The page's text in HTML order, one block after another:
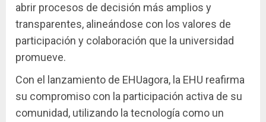
abrir procesos de decisión más amplios y
transparentes, alineándose con los valores de
participación y colaboración que la universidad
promueve.
Con el lanzamiento de EHUagora, la EHU reafirma
su compromiso con la participación activa de su
comunidad, utilizando la tecnología como un